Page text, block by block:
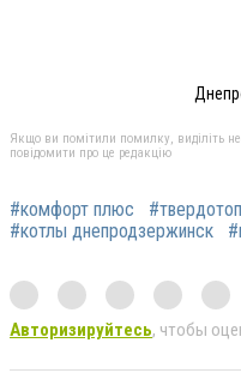
Якщо ви помітили помилку, виділіть
повідомити про це редакцію
#комфорт плюс
#котлы днепродзержинск
Авторизируйтесь, чтобы